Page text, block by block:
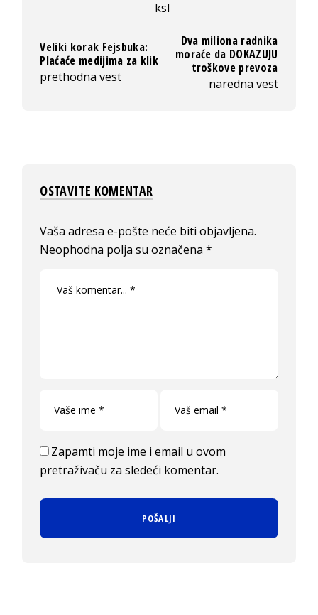
ksl
Veliki korak Fejsbuka:
Plaćaće medijima za klik
prethodna vest
Dva miliona radnika
moraće da DOKAZUJU
troškove prevoza
naredna vest
OSTAVITE KOMENTAR
Vaša adresa e-pošte neće biti objavljena.
Neophodna polja su označena*
Zapamti moje ime i email u ovom
pretraživaču za sledeći komentar.